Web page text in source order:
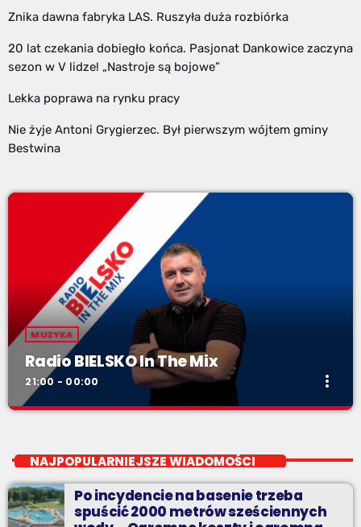
Znika dawna fabryka LAS. Ruszyła duża rozbiórka
20 lat czekania dobiegło końca. Pasjonat Dankowice zaczyna
sezon w V lidze! „Nastroje są bojowe”
Lekka poprawa na rynku pracy
Nie żyje Antoni Grygierzec. Był pierwszym wójtem gminy
Bestwina
MUZYKA
Radio BIELSKO In The Mix
21:00 - 00:00 more_vert
Kilkadziesiąt minut energetycznych beatów.
NAJPOPULARNIEJSZE WIADOMOŚCI
Po incydencie na basenie trzeba
spuścić 2000 metrów sześciennych